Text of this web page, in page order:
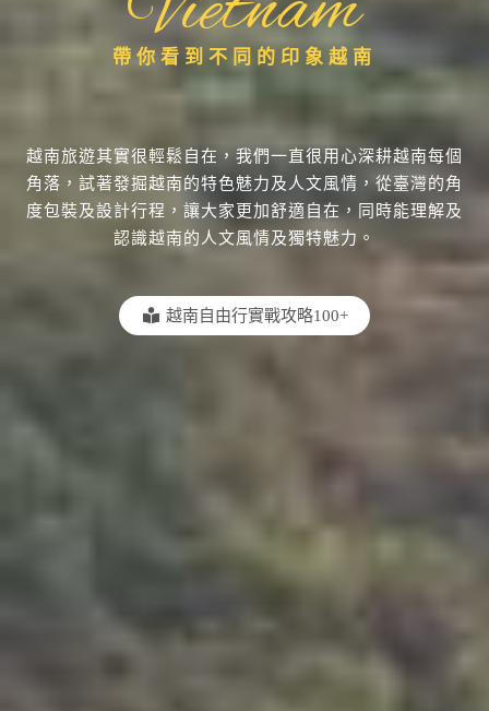
帶你看到不同的印象越南
越南旅遊其實很輕鬆自在，我們一直很用心深耕越南每個
角落，試著發掘越南的特色魅力及人文風情，從臺灣的角
度包裝及設計行程，讓大家更加舒適自在，同時能理解及
認識越南的人文風情及獨特魅力。
越南自由行實戰攻略100+